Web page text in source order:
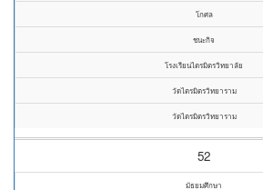
โกศล
ชนะกิจ
โรงเรียนไตรมิตรวิทยาลัย
วัดไตรมิตรวิทยาราม
วัดไตรมิตรวิทยาราม
52
มัธยมศึกษา